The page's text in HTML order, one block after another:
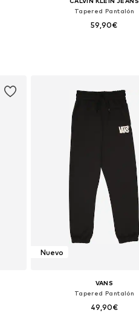
Tapered Pantalón
59,90€
Nuevo
VANS
Tapered Pantalón
49,90€